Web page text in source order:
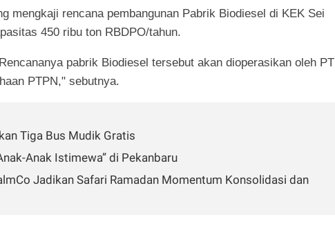
mengkaji rencana pembangunan Pabrik Biodiesel di KEK Sei
450 ribu ton RBDPO/tahun.
pabrik Biodiesel tersebut akan dioperasikan oleh PT
PTPN," sebutnya.
Tiga Bus Mudik Gratis
Anak Istimewa” di Pekanbaru
Jadikan Safari Ramadan Momentum Konsolidasi dan